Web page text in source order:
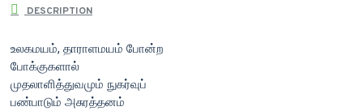
DESCRIPTION
உலகமயம், தாராளமயம் போன்ற
போக்குகளால்
முதலாளித்துவமும் நுகர்வுப்
பண்பாடும் அசுரத்தனம்